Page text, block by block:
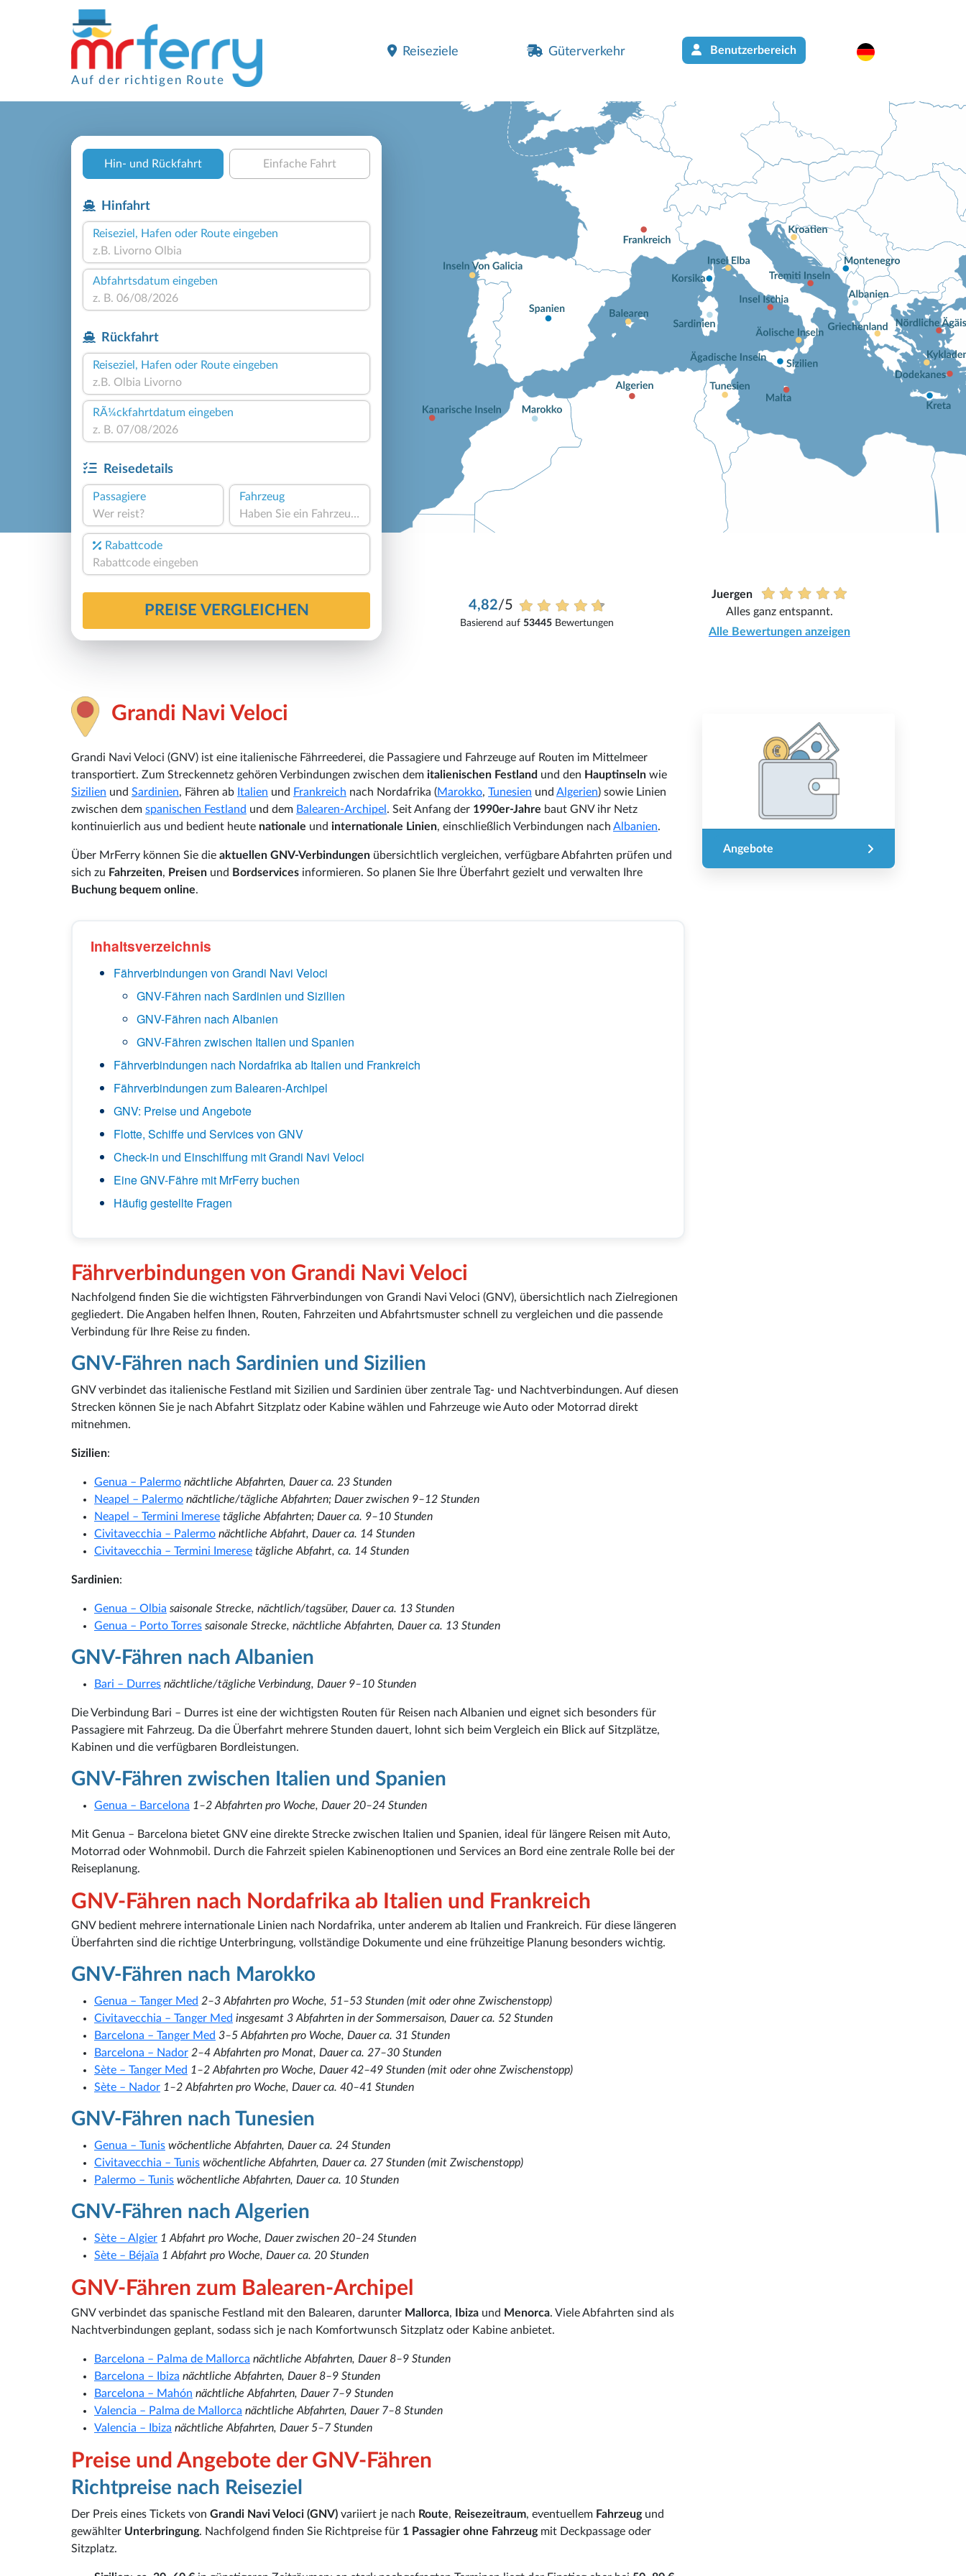
Auf der richtigen Route
Reiseziele Güterverkehr Benutzerbereich
Hin- und Rückfahrt Einfache Fahrt
Hinfahrt
Reiseziel, Hafen oder Route eingeben
Abfahrtsdatum eingeben
Rückfahrt
Reiseziel, Hafen oder Route eingeben
RÃ¼ckfahrtdatum eingeben
Reisedetails
Passagiere
Wer reist?
Fahrzeug
Haben Sie ein Fahrzeug?
Rabattcode
PREISE VERGLEICHEN 4,82/5
Basierend auf53445 Bewertungen
Juergen
Alles ganz entspannt.
Alle Bewertungen anzeigen
Grandi Navi Veloci
Grandi Navi Veloci (GNV) ist eine italienische Fährreederei, die Passagiere und Fahrzeuge auf Routen im Mittelmeer
transportiert. Zum Streckennetz gehören Verbindungen zwischen dem italienischen Festland und den Hauptinseln wie
Sizilien und Sardinien, Fähren ab Italien und Frankreich nach Nordafrika (Marokko, Tunesien und Algerien) sowie Linien
zwischen dem spanischen Festland und dem Balearen-Archipel . Seit Anfang der 1990er-Jahre baut GNV ihr Netz
kontinuierlich aus und bedient heute nationale und internationale Linien, einschließlich Verbindungen nach Albanien.
Über MrFerry können Sie die aktuellen GNV-Verbindungen übersichtlich vergleichen, verfügbare Abfahrten prüfen und
sich zu Fahrzeiten, Preisen und Bordservices informieren. So planen Sie Ihre Überfahrt gezielt und verwalten Ihre
Buchung bequem online.
Inhaltsverzeichnis
Fährverbindungen von Grandi Navi Veloci
GNV-Fähren nach Sardinien und Sizilien
GNV-Fähren nach Albanien
GNV-Fähren zwischen Italien und Spanien
Fährverbindungen nach Nordafrika ab Italien und Frankreich
Fährverbindungen zum Balearen-Archipel
GNV: Preise und Angebote
Flotte, Schiffe und Services von GNV
Check-in und Einschiffung mit Grandi Navi Veloci
Eine GNV-Fähre mit MrFerry buchen
Häufig gestellte Fragen
Fährverbindungen von Grandi Navi Veloci
Nachfolgend finden Sie die wichtigsten Fährverbindungen von Grandi Navi Veloci (GNV), übersichtlich nach Zielregionen
gegliedert. Die Angaben helfen Ihnen, Routen, Fahrzeiten und Abfahrtsmuster schnell zu vergleichen und die passende
Verbindung für Ihre Reise zu finden.
GNV-Fähren nach Sardinien und Sizilien
GNV verbindet das italienische Festland mit Sizilien und Sardinien über zentrale Tag- und Nachtverbindungen. Auf diesen
Strecken können Sie je nach Abfahrt Sitzplatz oder Kabine wählen und Fahrzeuge wie Auto oder Motorrad direkt
mitnehmen.
Sizilien:
Genua – Palermo nächtliche Abfahrten, Dauer ca. 23 Stunden
Neapel – Palermo nächtliche/tägliche Abfahrten; Dauer zwischen 9–12 Stunden
Neapel – Termini Imerese tägliche Abfahrten; Dauer ca. 9–10 Stunden
Civitavecchia – Palermo nächtliche Abfahrt, Dauer ca. 14 Stunden
Civitavecchia – Termini Imerese tägliche Abfahrt, ca. 14 Stunden
Sardinien:
Genua – Olbia saisonale Strecke, nächtlich/tagsüber, Dauer ca. 13 Stunden
Genua – Porto Torres saisonale Strecke, nächtliche Abfahrten, Dauer ca. 13 Stunden
GNV-Fähren nach Albanien
Bari – Durres nächtliche/tägliche Verbindung, Dauer 9–10 Stunden
Die Verbindung Bari – Durres ist eine der wichtigsten Routen für Reisen nach Albanien und eignet sich besonders für
Passagiere mit Fahrzeug. Da die Überfahrt mehrere Stunden dauert, lohnt sich beim Vergleich ein Blick auf Sitzplätze,
Kabinen und die verfügbaren Bordleistungen.
GNV-Fähren zwischen Italien und Spanien
Genua – Barcelona 1–2 Abfahrten pro Woche, Dauer 20–24 Stunden
Mit Genua – Barcelona bietet GNV eine direkte Strecke zwischen Italien und Spanien, ideal für längere Reisen mit Auto,
Motorrad oder Wohnmobil. Durch die Fahrzeit spielen Kabinenoptionen und Services an Bord eine zentrale Rolle bei der
Reiseplanung.
GNV-Fähren nach Nordafrika ab Italien und Frankreich
GNV bedient mehrere internationale Linien nach Nordafrika, unter anderem ab Italien und Frankreich. Für diese längeren
Überfahrten sind die richtige Unterbringung, vollständige Dokumente und eine frühzeitige Planung besonders wichtig.
GNV-Fähren nach Marokko
Genua – Tanger Med 2–3 Abfahrten pro Woche, 51–53 Stunden (mit oder ohne Zwischenstopp)
Civitavecchia – Tanger Med insgesamt 3 Abfahrten in der Sommersaison, Dauer ca. 52 Stunden
Barcelona – Tanger Med 3–5 Abfahrten pro Woche, Dauer ca. 31 Stunden
Barcelona – Nador 2–4 Abfahrten pro Monat, Dauer ca. 27–30 Stunden
Sète – Tanger Med 1–2 Abfahrten pro Woche, Dauer 42–49 Stunden (mit oder ohne Zwischenstopp)
Sète – Nador 1–2 Abfahrten pro Woche, Dauer ca. 40–41 Stunden
GNV-Fähren nach Tunesien
Genua – Tunis wöchentliche Abfahrten, Dauer ca. 24 Stunden
Civitavecchia – Tunis wöchentliche Abfahrten, Dauer ca. 27 Stunden (mit Zwischenstopp)
Palermo – Tunis wöchentliche Abfahrten, Dauer ca. 10 Stunden
GNV-Fähren nach Algerien
Sète – Algier 1 Abfahrt pro Woche, Dauer zwischen 20–24 Stunden
Sète – Béjaïa 1 Abfahrt pro Woche, Dauer ca. 20 Stunden
GNV-Fähren zum Balearen-Archipel
GNV verbindet das spanische Festland mit den Balearen, darunter Mallorca, Ibiza und Menorca. Viele Abfahrten sind als
Nachtverbindungen geplant, sodass sich je nach Komfortwunsch Sitzplatz oder Kabine anbietet.
Barcelona – Palma de Mallorca nächtliche Abfahrten, Dauer 8–9 Stunden
Barcelona – Ibiza nächtliche Abfahrten, Dauer 8–9 Stunden
Barcelona – Mahón nächtliche Abfahrten, Dauer 7–9 Stunden
Valencia – Palma de Mallorca nächtliche Abfahrten, Dauer 7–8 Stunden
Valencia – Ibiza nächtliche Abfahrten, Dauer 5–7 Stunden
Preise und Angebote der GNV-Fähren
Richtpreise nach Reiseziel
Der Preis eines Tickets von Grandi Navi Veloci (GNV) variiert je nach Route, Reisezeitraum, eventuellem Fahrzeugund
gewählter Unterbringung. Nachfolgend finden Sie Richtpreise für 1 Passagier ohne Fahrzeugmit Deckpassage oder
Sitzplatz.
Angebote